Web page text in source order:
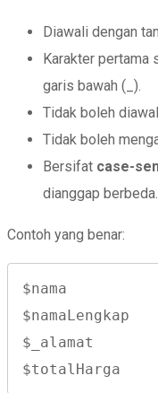
Diawali dengan
Karakter pertama
garis bawah (_).
Tidak boleh
Tidak boleh
Bersifat case-
dianggap berbeda.
Contoh yang benar:
$nama
$namaLengkap
$_alamat
$totalHarga